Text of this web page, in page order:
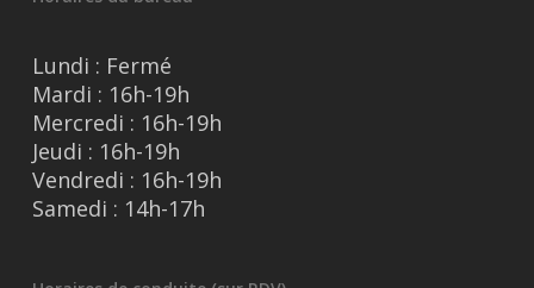
Lundi : Fermé
Mardi : 16h-19h
Mercredi : 16h-19h
Jeudi : 16h-19h
Vendredi : 16h-19h
Samedi : 14h-17h